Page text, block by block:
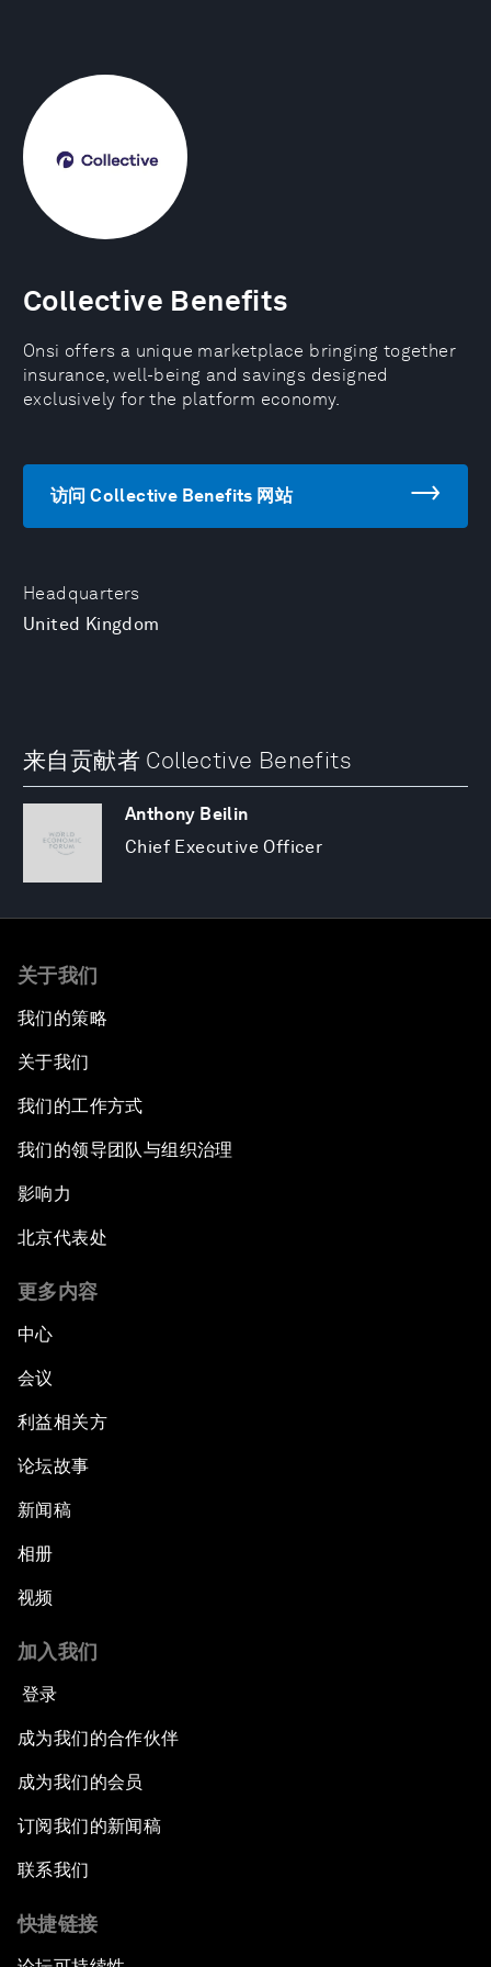
Headquarters
United Kingdom
Collective Benefits
Onsi offers a unique marketplace bringing together
insurance, well-being and savings designed
exclusively for the platform economy.
访问 Collective Benefits 网站
来自贡献者 Collective Benefits
Anthony Beilin
Chief Executive Officer
关于我们
我们的策略
关于我们
我们的工作方式
我们的领导团队与组织治理
影响力
北京代表处
更多内容
中心
会议
利益相关方
论坛故事
新闻稿
相册
视频
加入我们
登录
成为我们的合作伙伴
成为我们的会员
订阅我们的新闻稿
联系我们
快捷链接